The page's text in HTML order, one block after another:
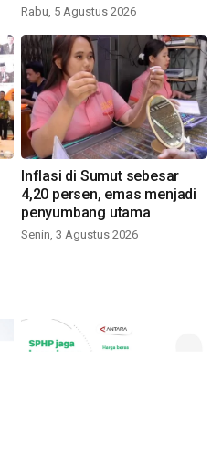
Rabu, 5 Agustus 2026
Inflasi di Sumut sebesar
4,20 persen, emas menjadi
penyumbang utama
Senin, 3 Agustus 2026